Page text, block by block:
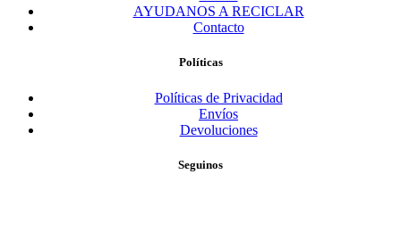
AYUDANOS A RECICLAR
Contacto
Políticas
Políticas de Privacidad
Envíos
Devoluciones
Seguinos